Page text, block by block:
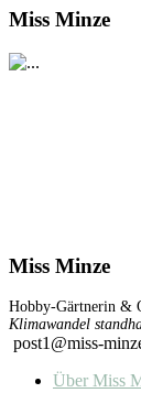
Miss Minze
Miss Minze
Hobby-Gärtnerin &
Klimawandel
post1@miss-
Über Miss